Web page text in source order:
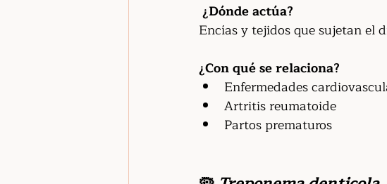
¿Dónde actúa?
Encías y tejidos que sujetan el
¿Con qué se relaciona?
Enfermedades
Artritis reumatoide
Partos prematuros